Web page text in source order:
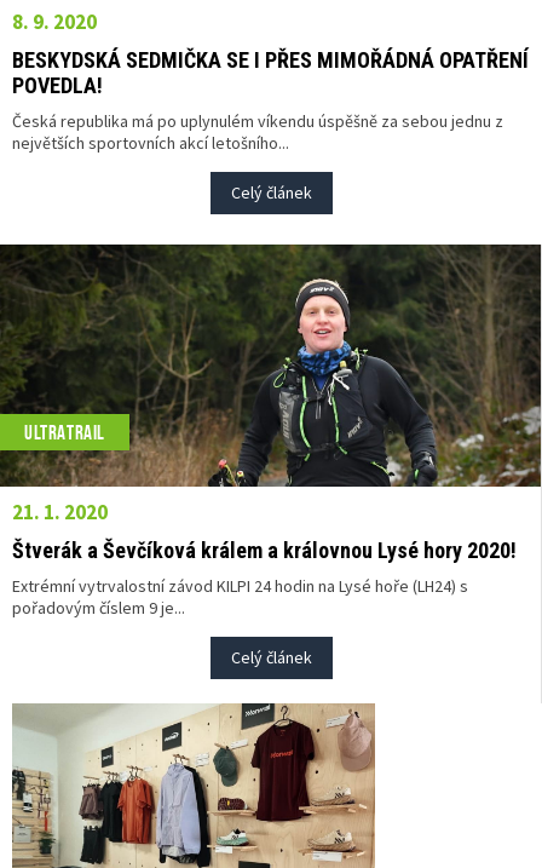
8. 9. 2020
BESKYDSKÁ SEDMIČKA SE I PŘES MIMOŘÁDNÁ OPATŘENÍ
POVEDLA!
Česká republika má po uplynulém víkendu úspěšně za sebou jednu z
největších sportovních akcí letošního...
Celý článek
ULTRATRAIL
21. 1. 2020
Štverák a Ševčíková králem a královnou Lysé hory 2020!
Extrémní vytrvalostní závod KILPI 24 hodin na Lysé hoře (LH24) s
pořadovým číslem 9 je...
Celý článek